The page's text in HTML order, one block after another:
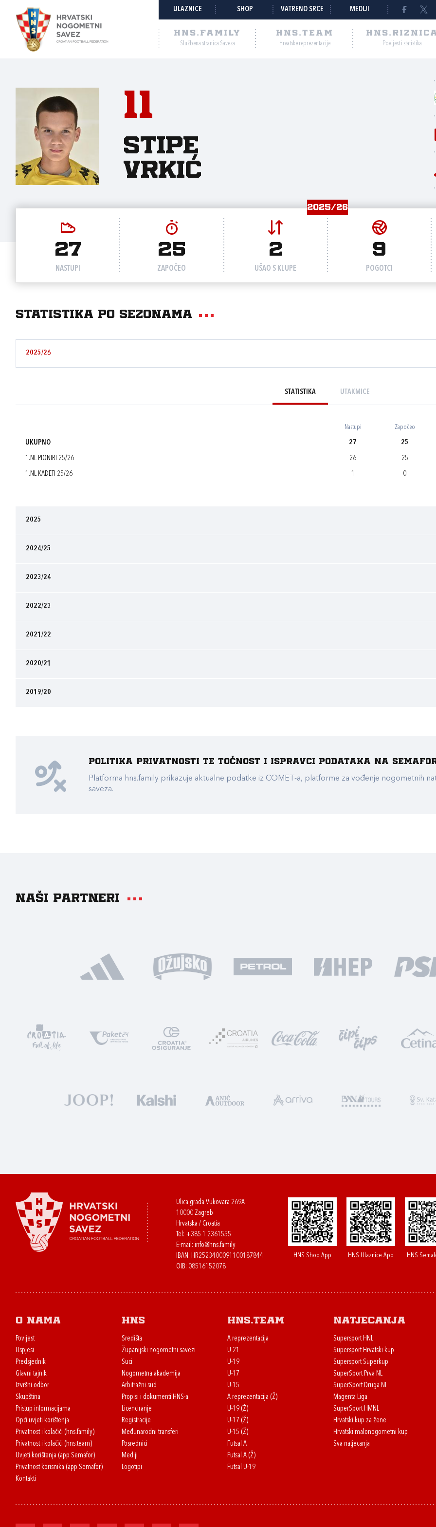
ULAZNICE SHOP VATRENO SRCE MEDIJI
HNS.FAMILY
Službena stranica Saveza
HNS.TEAM
Hrvatske reprezentacije Povijest i statistika
11
Stipe
Vrkić
2025/26
27
NASTUPI
25
ZAPOČEO
2
UŠAO S KLUPE
9
POGOTCI
Statistika po sezonama
2025/26
STATISTIKA UTAKMICE
Nastupi Započeo
UKUPNO 27 25
1.NL PIONIRI 25/26 26 25
1.NL KADETI 25/26 1 0
2025
2024/25
2023/24
2022/23
2021/22
2020/21
2019/20
Politika privatnosti te točnost i ispravci podataka na
Platforma hns.family prikazuje aktualne podatke iz COMET-a, platforme za vođenje nogometnih
saveza.
Naši partneri
Ulica grada Vukovara 269A
10000 Zagreb
Hrvatska / Croatia
Tel: +385 1 2361555
E-mail: info@hns.family
IBAN: HR2523400091100187844
OIB: 08516152078
HNS Shop App HNS Ulaznice App HNS
O nama
Povijest
Uspjesi
Predsjednik
Glavni tajnik
Izvršni odbor
Skupština
Pristup informacijama
Opći uvjeti korištenja
Privatnost i kolačići (hns.family)
Privatnost i kolačići (hns.team)
Uvjeti korištenja (app Semafor)
Privatnost korisnika (app Semafor)
Kontakti
HNS
Središta
Županijski nogometni savezi
Suci
Nogometna akademija
Arbitražni sud
Propisi i dokumenti HNS-a
Licenciranje
Registracije
Međunarodni transferi
Posrednici
Mediji
Logotipi
HNS.team
A reprezentacija
U-21
U-19
U-17
U-15
A reprezentacija (Ž)
U-19 (Ž)
U-17 (Ž)
U-15 (Ž)
Futsal A
Futsal A (Ž)
Futsal U-19
Natjecanja
Supersport HNL
Supersport Hrvatski kup
Supersport Superkup
SuperSport Prva NL
SuperSport Druga NL
Magenta Liga
SuperSport HMNL
Hrvatski kup za žene
Hrvatski malonogometni kup
Sva natjecanja